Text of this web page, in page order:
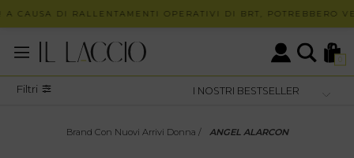
A CAUSA DI RALLENTAMENTI OPERATIVI DI BRT, POTREBBERO
0
Filtri
Brand Con Nuovi Arrivi Donna / ANGEL ALARCON